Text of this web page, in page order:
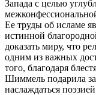
Запада с целью
Ее труды об исламе
истинной
доказать миру, что
одним из важных
того, благодаря
Шиммель подарила
наслаждаться